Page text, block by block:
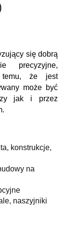
się dobrą
precyzyjne,
temu, że jest
może być
jak i przez
konstrukcje,
na
naszyjniki